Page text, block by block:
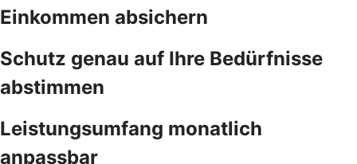
Einkommen absichern
Schutz genau auf Ihre Bedürfnisse
abstimmen
Leistungsumfang monatlich
anpassbar